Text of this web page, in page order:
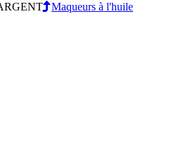
Maqueurs à l'huile